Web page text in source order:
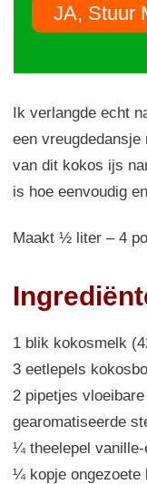
JA, Stuur
Ik verlangde echt
een
van dit kokos ijs
is hoe eenvoudig
Maakt ½ liter – 4
1 blik kokosmelk
3 eetlepels
2 pipetjes
gearomatiseerde
¼ theelepel
¼ kopje ongezoete